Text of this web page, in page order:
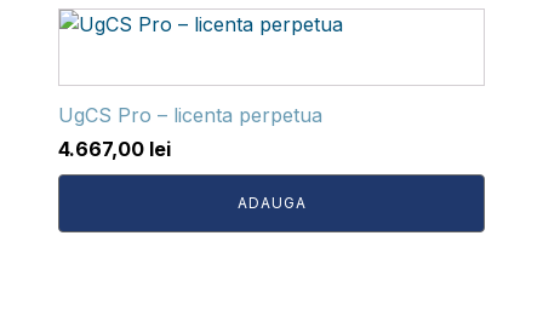
UgCS Pro – licenta perpetua
4.667,00 lei
ADAUGA